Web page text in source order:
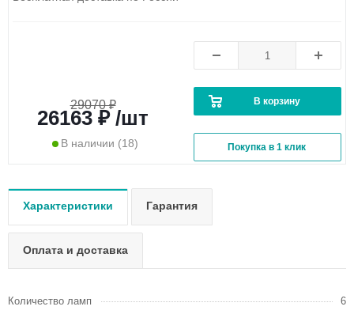
29070 ₽
26163 ₽ /шт
В наличии (18)
В корзину
Покупка в 1 клик
Характеристики Гарантия
Оплата и доставка
Количество ламп
6